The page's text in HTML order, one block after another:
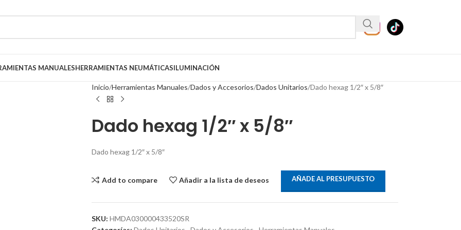
MANUALESHERRAMIENTAS NEUMÁTICASILUMINACIÓN
Inicio Herramientas Manuales Dados y Accesorios Dados Unitarios Dado hexag 1/2″ x 5/8″
Dado hexag 1/2″ x 5/8″
Dado hexag 1/2″ x 5/8″
Add to compare Añadir a la lista de deseos AÑADE AL PRESUPUESTO
SKU: HMDA030000433520SR